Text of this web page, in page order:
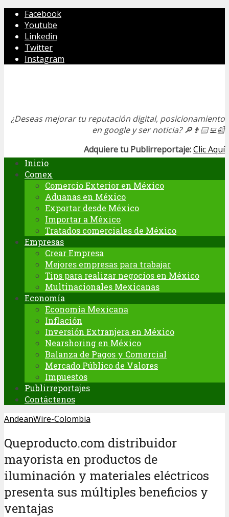
Facebook
Youtube
Linkedin
Twitter
Instagram
¿Deseas mejorar tu reputación digital, posicionamiento
en google y ser noticia?🔎👨🏻‍💻📰
Adquiere tu Publirreportaje:Clic Aquí
Inicio
Comex
Comercio Exterior en México
Aduanas en México
Exportar desde México
Importar a México
Tratados comerciales de México
Empresas
Crear Empresa
Mejores empresas para trabajar
Tips para realizar negocios en México
Multinacionales Mexicanas
Economía
Economía Mexicana
Inflación
Inversión Extranjera en México
Nearshoring en México
Balanza de Pagos y Comercial
Mercado Público de Valores
Impuestos
Publirreportajes
Contáctenos
AndeanWire-Colombia
Queproducto.com distribuidor
mayorista en productos de
iluminación y materiales eléctricos
presenta sus múltiples beneficios y
ventajas